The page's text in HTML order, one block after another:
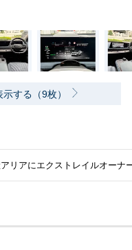
する（9枚）
アリアにエクストレイルオー